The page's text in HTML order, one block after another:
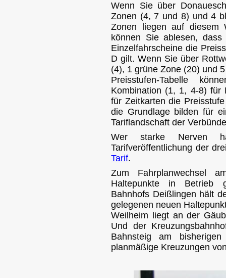
Wenn Sie über
Zonen (4, 7 und 8) und 4
Zonen liegen auf diesem
können Sie ablesen,
Einzelfahrscheine die
D gilt. Wenn Sie über
(4), 1 grüne Zone (20) und
Preisstufen-Tabelle
Kombination (1, 1, 4-8) für
für Zeitkarten die
die Grundlage bilden für
Tariflandschaft der
Wer starke Nerven
Tarifveröffentlichung der
Tarif.
Zum Fahrplanwechsel
Haltepunkte in Betrieb
Bahnhofs Deißlingen hält
gelegenen neuen
Weilheim liegt an der
Und der
Bahnsteig am
planmäßige Kreuzungen